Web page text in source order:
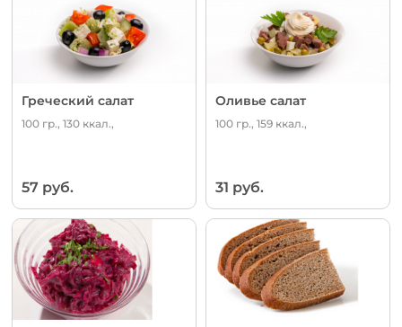
Греческий салат
100 гр., 130 ккал.,
57 руб.
Оливье салат
100 гр., 159 ккал.,
31 руб.